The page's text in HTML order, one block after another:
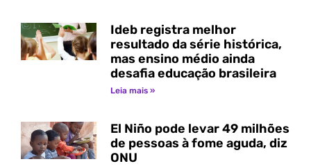
Ideb registra melhor
resultado da série histórica,
mas ensino médio ainda
desafia educação brasileira
Leia mais »
El Niño pode levar 49 milhões
de pessoas à fome aguda, diz
ONU